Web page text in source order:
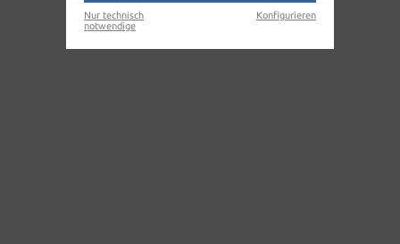
Nur technisch
notwendige
Konfigurieren